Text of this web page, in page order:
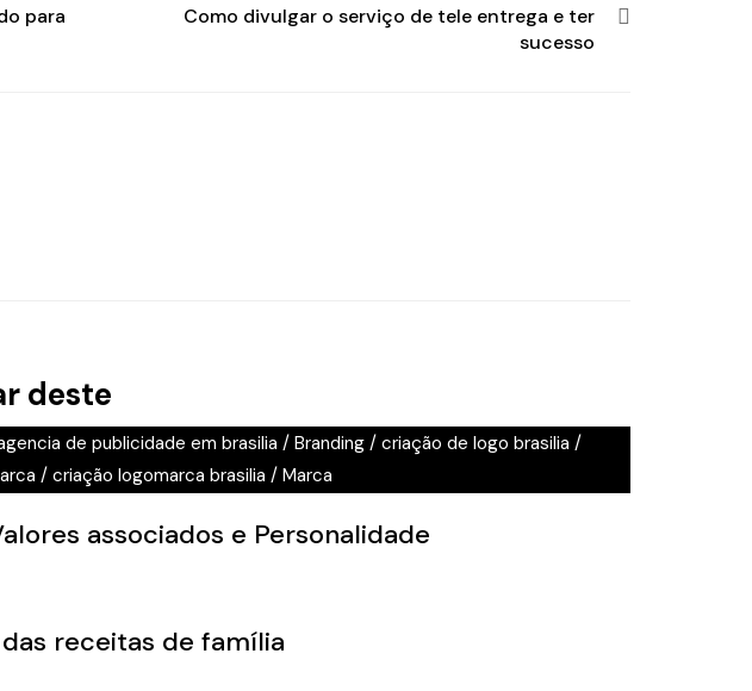
para
Como divulgar o serviço de tele entrega e ter
sucesso
deste
de publicidade em brasilia / Branding/ criação de logo brasilia /
/ criação logomarca brasilia / Marca
associados e Personalidade
receitas de família